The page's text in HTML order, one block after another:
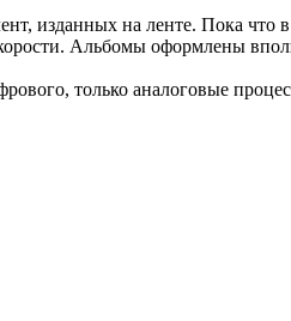
изданных на ленте. Пока что
Альбомы оформлены
только аналоговые